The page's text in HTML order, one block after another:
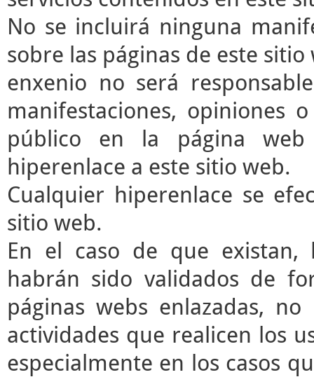
No se incluirá ninguna
sobre las páginas de este sitio
enxenio no será
manifestaciones, opiniones
público en la página
hiperenlace a este sitio web.
Cualquier hiperenlace se
sitio web.
En el caso de que existan,
habrán sido validados de
páginas webs enlazadas,
actividades que realicen los
especialmente en los casos